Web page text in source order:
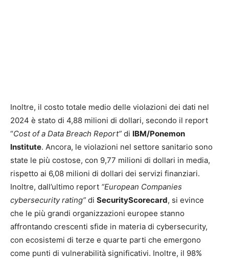
Inoltre, il costo totale medio delle violazioni dei dati nel
2024 è stato di 4,88 milioni di dollari, secondo il report
“Cost of a Data Breach Report” di IBM/Ponemon
Institute. Ancora, le violazioni nel settore sanitario sono
state le più costose, con 9,77 milioni di dollari in media,
rispetto ai 6,08 milioni di dollari dei servizi finanziari.
Inoltre, dall’ultimo report “European Companies
cybersecurity rating” di SecurityScorecard, si evince
che le più grandi organizzazioni europee stanno
affrontando crescenti sfide in materia di cybersecurity,
con ecosistemi di terze e quarte parti che emergono
come punti di vulnerabilità significativi. Inoltre, il 98%